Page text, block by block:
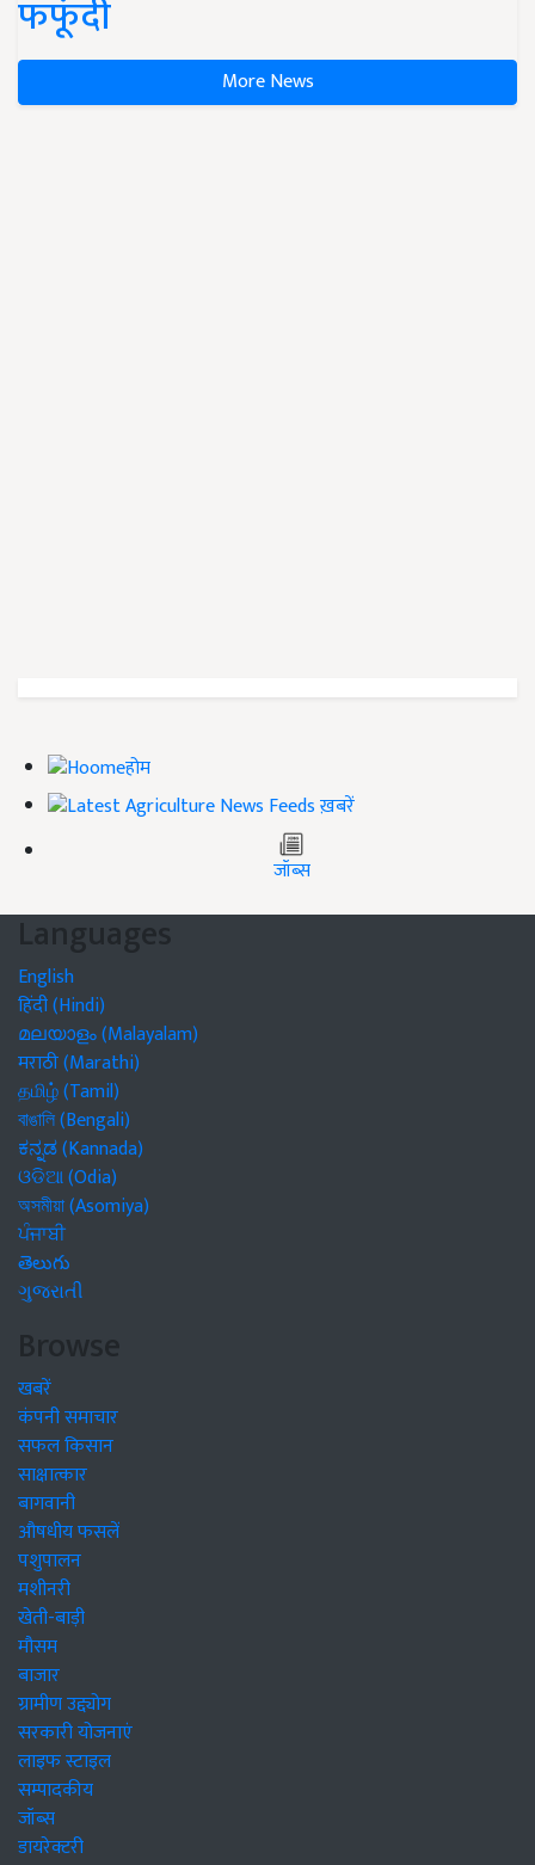
फफूंदी
More News
होम
ख़बरें
जॉब्स
Languages
English
हिंदी (Hindi)
മലയാളം (Malayalam)
मराठी (Marathi)
தமிழ் (Tamil)
বাঙালি (Bengali)
ಕನ್ನಡ (Kannada)
ଓଡିଆ (Odia)
অসমীয়া (Asomiya)
ਪੰਜਾਬੀ
తెలుగు
ગુજરાતી
Browse
खबरें
कंपनी समाचार
सफल किसान
साक्षात्कार
बागवानी
औषधीय फसलें
पशुपालन
मशीनरी
खेती-बाड़ी
मौसम
बाजार
ग्रामीण उद्द्योग
सरकारी योजनाएं
लाइफ स्टाइल
सम्पादकीय
जॉब्स
डायरेक्टरी